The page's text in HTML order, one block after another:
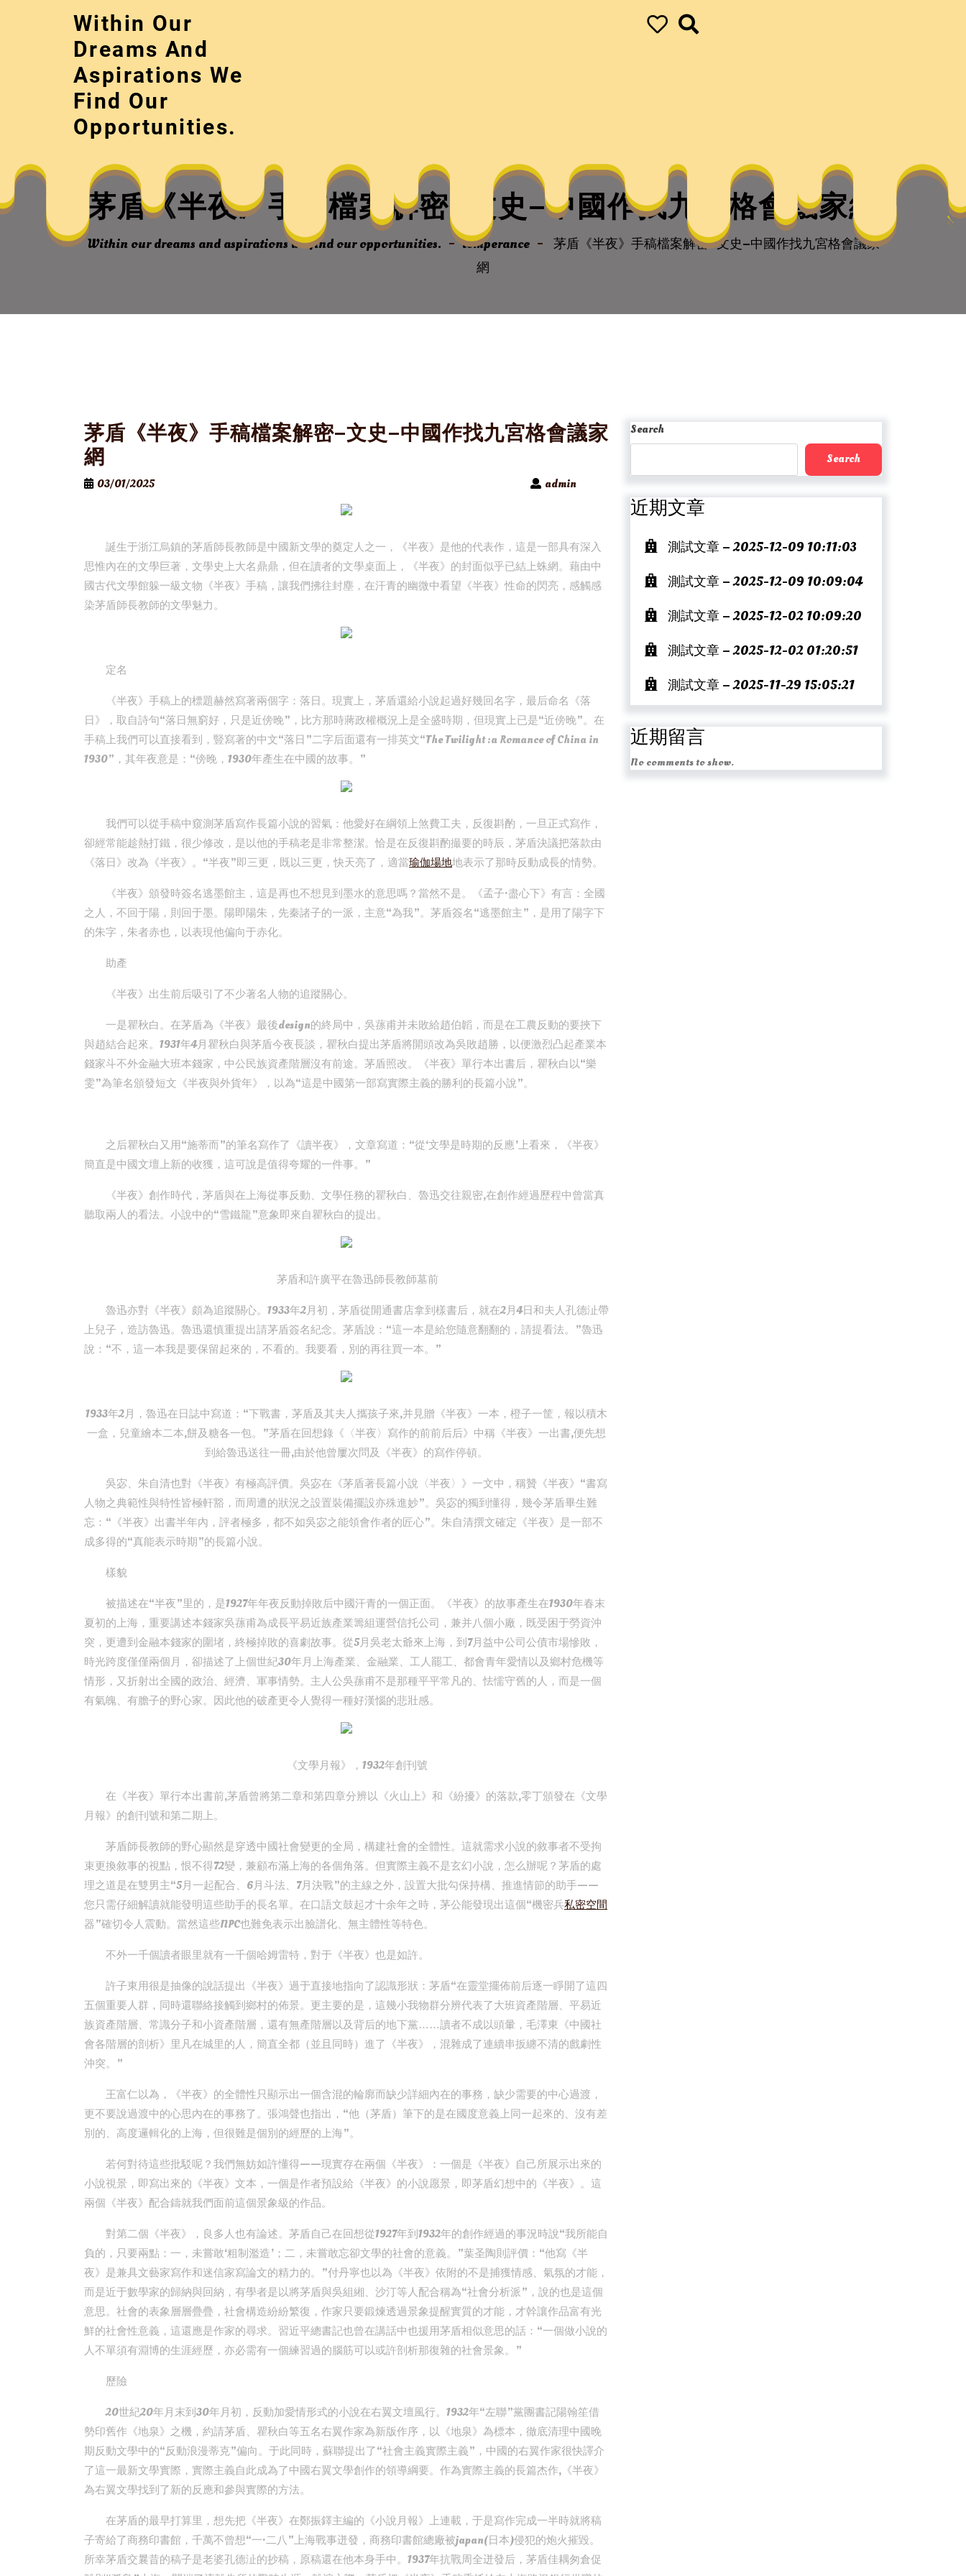
Within Our
Dreams And
Aspirations We
Find Our
Opportunities.
茅盾《半夜》手稿檔案解密–文史–中國作找九宮格會議家網
Within our dreams and aspirations we find our opportunities. temperance
茅盾《半夜》手稿檔案解密–文史–中國作找九宮格會議家
網
茅盾《半夜》手稿檔案解密–文史–中國作找九宮格會議家
網
03/01/2025 admin
誕生于浙江烏鎮的茅盾師長教師是中國新文學的奠定人之一，《半夜》是他的代表作，這是一部具有深入
思惟內在的文學巨著，文學史上大名鼎鼎，但在讀者的文學桌面上，《半夜》的封面似乎已結上蛛網。藉由中
國古代文學館躲一級文物《半夜》手稿，讓我們拂往封塵，在汗青的幽微中看望《半夜》性命的閃亮，感觸感
染茅盾師長教師的文學魅力。
定名
《半夜》手稿上的標題赫然寫著兩個字：落日。現實上，茅盾還給小說起過好幾回名字，最后命名《落
日》，取自詩句“落日無窮好，只是近傍晚”，比方那時蔣政權概況上是全盛時期，但現實上已是“近傍晚”。在
手稿上我們可以直接看到，豎寫著的中文“落日”二字后面還有一排英文“The Twilight :a Romance of China in
1930”，其年夜意是：“傍晚，1930年產生在中國的故事。”
我們可以從手稿中窺測茅盾寫作長篇小說的習氣：他愛好在綱領上煞費工夫，反復斟酌，一旦正式寫作，
卻經常能趁熱打鐵，很少修改，是以他的手稿老是非常整潔。恰是在反復斟酌撮要的時辰，茅盾決議把落款由
《落日》改為《半夜》。“半夜”即三更，既以三更，快天亮了，適當瑜伽場地地表示了那時反動成長的情勢。
《半夜》頒發時簽名逃墨館主，這是再也不想見到墨水的意思嗎？當然不是。《孟子·盡心下》有言：全國
之人，不回于陽，則回于墨。陽即陽朱，先秦諸子的一派，主意“為我”。茅盾簽名“逃墨館主”，是用了陽字下
的朱字，朱者赤也，以表現他偏向于赤化。
助產
《半夜》出生前后吸引了不少著名人物的追蹤關心。
一是瞿秋白。在茅盾為《半夜》最後design的終局中，吳蓀甫并未敗給趙伯韜，而是在工農反動的要挾下
與趙結合起來。1931年4月瞿秋白與茅盾今夜長談，瞿秋白提出茅盾將開頭改為吳敗趙勝，以便激烈凸起產業本
錢家斗不外金融大班本錢家，中公民族資產階層沒有前途。茅盾照改。《半夜》單行本出書后，瞿秋白以“樂
雯”為筆名頒發短文《半夜與外貨年》，以為“這是中國第一部寫實際主義的勝利的長篇小說”。
之后瞿秋白又用“施蒂而”的筆名寫作了《讀半夜》，文章寫道：“從‘文學是時期的反應’上看來，《半夜》
簡直是中國文壇上新的收獲，這可說是值得夸耀的一件事。”
《半夜》創作時代，茅盾與在上海從事反動、文學任務的瞿秋白、魯迅交往親密,在創作經過歷程中曾當真
聽取兩人的看法。小說中的“雪鐵龍”意象即來自瞿秋白的提出。
茅盾和許廣平在魯迅師長教師墓前
魯迅亦對《半夜》頗為追蹤關心。1933年2月初，茅盾從開通書店拿到樣書后，就在2月4日和夫人孔德沚帶
上兒子，造訪魯迅。魯迅還慎重提出請茅盾簽名紀念。茅盾說：“這一本是給您隨意翻翻的，請提看法。”魯迅
說：“不，這一本我是要保留起來的，不看的。我要看，別的再往買一本。”
1933年2月，魯迅在日誌中寫道：“下戰書，茅盾及其夫人攜孩子來,并見贈《半夜》一本，橙子一筐，報以積木
一盒，兒童繪本二本,餅及糖各一包。”茅盾在回想錄《〈半夜〉寫作的前前后后》中稱《半夜》一出書,便先想
到給魯迅送往一冊,由於他曾屢次問及《半夜》的寫作停頓。
吳宓、朱自清也對《半夜》有極高評價。吳宓在《茅盾著長篇小說〈半夜〉》一文中，稱贊《半夜》“書寫
人物之典範性與特性皆極軒豁，而周遭的狀況之設置裝備擺設亦殊進妙”。吳宓的獨到懂得，幾令茅盾畢生難
忘：“《半夜》出書半年內，評者極多，都不如吳宓之能領會作者的匠心”。朱自清撰文確定《半夜》是一部不
成多得的“真能表示時期”的長篇小說。
樣貌
被描述在“半夜”里的，是1927年年夜反動掉敗后中國汗青的一個正面。《半夜》的故事產生在1930年春末
夏初的上海，重要講述本錢家吳蓀甫為成長平易近族產業籌組運營信托公司，兼并八個小廠，既受困于勞資沖
突，更遭到金融本錢家的圍堵，終極掉敗的喜劇故事。從5月吳老太爺來上海，到7月益中公司公債市場慘敗，
時光跨度僅僅兩個月，卻描述了上個世紀30年月上海產業、金融業、工人罷工、都會青年愛情以及鄉村危機等
情形，又折射出全國的政治、經濟、軍事情勢。主人公吳蓀甫不是那種平平常凡的、怯懦守舊的人，而是一個
有氣魄、有膽子的野心家。因此他的破產更令人覺得一種好漢惱的悲壯感。
《文學月報》，1932年創刊號
在《半夜》單行本出書前,茅盾曾將第二章和第四章分辨以《火山上》和《紛擾》的落款,零丁頒發在《文學
月報》的創刊號和第二期上。
茅盾師長教師的野心顯然是穿透中國社會變更的全局，構建社會的全體性。這就需求小說的敘事者不受拘
束更換敘事的視點，恨不得72變，兼顧布滿上海的各個角落。但實際主義不是玄幻小說，怎么辦呢？茅盾的處
理之道是在雙男主“5月一起配合、6月斗法、7月決戰”的主線之外，設置大批勾保持構、推進情節的助手——
您只需仔細解讀就能發明這些助手的長名單。在口語文鼓起才十余年之時，茅公能發現出這個“機密兵私密空間
器”確切令人震動。當然這些NPC也難免表示出臉譜化、無主體性等特色。
不外一千個讀者眼里就有一千個哈姆雷特，對于《半夜》也是如許。
許子東用很是抽像的說話提出《半夜》過于直接地指向了認識形狀：茅盾“在靈堂擺佈前后逐一睜開了這四
五個重要人群，同時還聯絡接觸到鄉村的佈景。更主要的是，這幾小我物群分辨代表了大班資產階層、平易近
族資產階層、常識分子和小資產階層，還有無產階層以及背后的地下黨……讀者不成以頭暈，毛澤東《中國社
會各階層的剖析》里凡在城里的人，簡直全都（並且同時）進了《半夜》，混雜成了連續串扳纏不清的戲劇性
沖突。”
王富仁以為，《半夜》的全體性只顯示出一個含混的輪廓而缺少詳細內在的事務，缺少需要的中心過渡，
更不要說過渡中的心思內在的事務了。張鴻聲也指出，“他（茅盾）筆下的是在國度意義上同一起來的、沒有差
別的、高度邏輯化的上海，但很難是個別的經歷的上海”。
若何對待這些批駁呢？我們無妨如許懂得——現實存在兩個《半夜》：一個是《半夜》自己所展示出來的
小說視景，即寫出來的《半夜》文本，一個是作者預設給《半夜》的小說愿景，即茅盾幻想中的《半夜》。這
兩個《半夜》配合鑄就我們面前這個景象級的作品。
對第二個《半夜》，良多人也有論述。茅盾自己在回想從1927年到1932年的創作經過的事況時說“我所能自
負的，只要兩點：一，未嘗敢‘粗制濫造’；二，未嘗敢忘卻文學的社會的意義。”葉圣陶則評價：“他寫《半
夜》是兼具文藝家寫作和迷信家寫論文的精力的。”付丹寧也以為《半夜》依附的不是捕獲情感、氣氛的才能，
而是近于數學家的歸納與回納，有學者是以將茅盾與吳組緗、沙汀等人配合稱為“社會分析派”，說的也是這個
意思。社會的表象層層疊疊，社會構造紛紛繁復，作家只要鍛煉透過景象提醒實質的才能，才幹讓作品富有光
鮮的社會性意義，這還應是作家的尋求。習近平總書記也曾在講話中也援用茅盾相似意思的話：“一個做小說的
人不單須有淵博的生涯經歷，亦必需有一個練習過的腦筋可以或許剖析那復雜的社會景象。”
歷險
20世紀20年月末到30年月初，反動加愛情形式的小說在右翼文壇風行。1932年“左聯”黨團書記陽翰笙借
勢印舊作《地泉》之機，約請茅盾、瞿秋白等五名右翼作家為新版作序，以《地泉》為標本，徹底清理中國晚
期反動文學中的“反動浪漫蒂克”偏向。于此同時，蘇聯提出了“社會主義實際主義”，中國的右翼作家很快譯介
了這一最新文學實際，實際主義自此成為了中國右翼文學創作的領導綱要。作為實際主義的長篇杰作,《半夜》
為右翼文學找到了新的反應和參與實際的方法。
在茅盾的最早打算里，想先把《半夜》在鄭振鐸主編的《小說月報》上連載，于是寫作完成一半時就將稿
子寄給了商務印書館，千萬不曾想“一·二八”上海戰事迸發，商務印書館總廠被japan(日本)侵犯的炮火摧毀。
所幸茅盾交曩昔的稿子是老婆孔德沚的抄稿，原稿還在他本身手中。1937年抗戰周全迸發后，茅盾佳耦匆倉促
Search
Search
近期文章
測試文章 – 2025-12-09 10:11:03
測試文章 – 2025-12-09 10:09:04
測試文章 – 2025-12-02 10:09:20
測試文章 – 2025-12-02 01:20:51
測試文章 – 2025-11-29 15:05:21
近期留言
No comments to show.